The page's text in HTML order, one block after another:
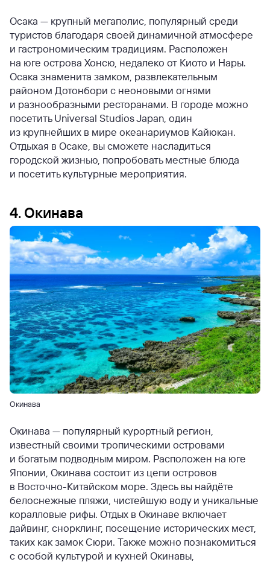
Осака — крупный мегаполис, популярный среди
туристов благодаря своей динамичной атмосфере
и гастрономическим традициям. Расположен
на юге острова Хонсю, недалеко от Киото и Нары.
Осака знаменита замком, развлекательным
районом Дотонбори с неоновыми огнями
и разнообразными ресторанами. В городе можно
посетить Universal Studios Japan, один
из крупнейших в мире океанариумов Кайюкан.
Отдыхая в Осаке, вы сможете насладиться
городской жизнью, попробовать местные блюда
и посетить культурные мероприятия.
4. Окинава
Окинава
Окинава — популярный курортный регион,
известный своими тропическими островами
и богатым подводным миром. Расположен на юге
Японии, Окинава состоит из цепи островов
в Восточно-Китайском море. Здесь вы найдёте
белоснежные пляжи, чистейшую воду и уникальные
коралловые рифы. Отдых в Окинаве включает
дайвинг, снорклинг, посещение исторических мест,
таких как замок Сюри. Также можно познакомиться
с особой культурой и кухней Окинавы,